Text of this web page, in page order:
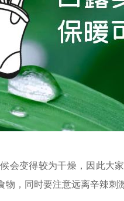
会变得较为干燥，因此大
，同时要注意远离辛辣